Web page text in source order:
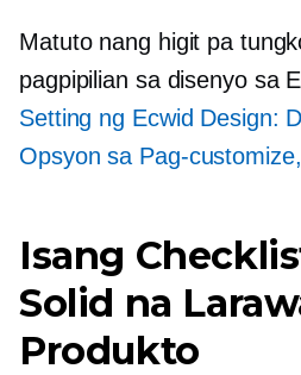
Matuto nang higit pa
pagpipilian sa disenyo sa
Setting ng Ecwid Design:
Opsyon sa Pag-
Isang
Solid na
Produkto